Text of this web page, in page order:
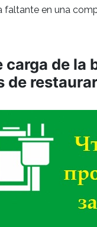
en una
carga de
de restaurar